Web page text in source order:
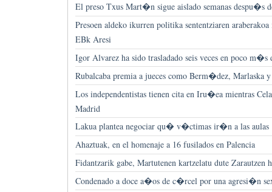
El preso Txus Mart�n sigue aislado semanas despu�s
Presoen aldeko ikurren politika sententziaren
EBk Aresi
Igor Alvarez ha sido trasladado seis veces en poco
Rubalcaba premia a jueces como Berm�dez, Marlaska
Los independentistas tienen cita en Iru�ea mientras
Madrid
Lakua plantea negociar qu� v�ctimas ir�n a las aulas
Ahaztuak, en el homenaje a 16 fusilados en Palencia
Fidantzarik gabe, Martutenen kartzelatu dute Zarautzen
Condenado a doce a�os de c�rcel por una agresi�n